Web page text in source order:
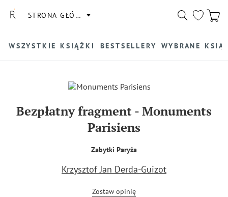
STRONA GŁÓWNA
WSZYSTKIE KSIĄŻKI BESTSELLERY WYBRANE
Bezpłatny fragment-Monuments
Parisiens
Zabytki Paryża
Krzysztof Jan Derda-Guizot
Zostaw opinię